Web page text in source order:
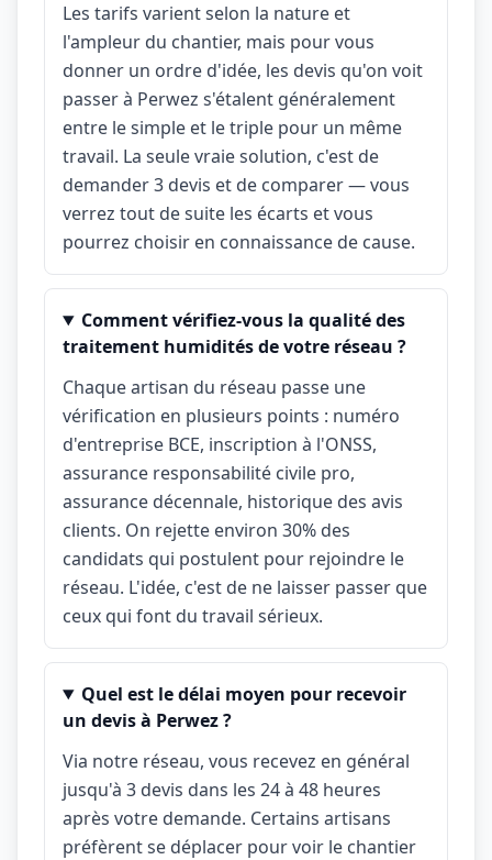
Les tarifs varient selon la nature et
l'ampleur du chantier, mais pour vous
donner un ordre d'idée, les devis qu'on voit
passer à Perwez s'étalent généralement
entre le simple et le triple pour un même
travail. La seule vraie solution, c'est de
demander 3 devis et de comparer — vous
verrez tout de suite les écarts et vous
pourrez choisir en connaissance de cause.
Comment vérifiez-vous la qualité des
traitement humidités de votre réseau ?
Chaque artisan du réseau passe une
vérification en plusieurs points : numéro
d'entreprise BCE, inscription à l'ONSS,
assurance responsabilité civile pro,
assurance décennale, historique des avis
clients. On rejette environ 30% des
candidats qui postulent pour rejoindre le
réseau. L'idée, c'est de ne laisser passer que
ceux qui font du travail sérieux.
Quel est le délai moyen pour recevoir
un devis à Perwez ?
Via notre réseau, vous recevez en général
jusqu'à 3 devis dans les 24 à 48 heures
après votre demande. Certains artisans
préfèrent se déplacer pour voir le chantier